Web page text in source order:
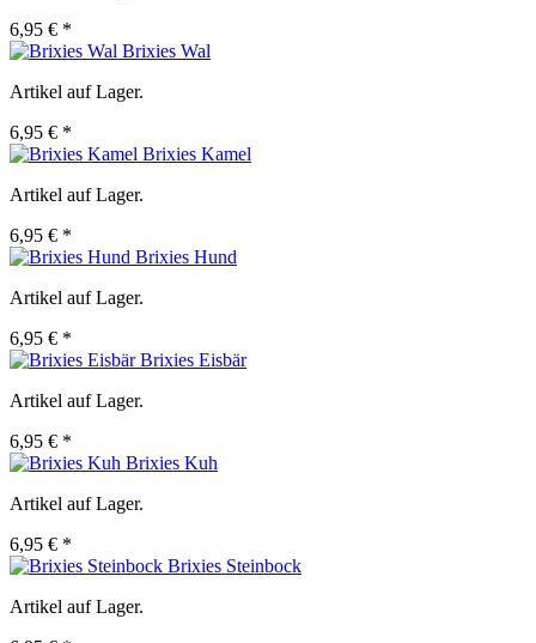
6,95 € *
Brixies Wal
Artikel auf Lager.
6,95 € *
Brixies Kamel
Artikel auf Lager.
6,95 € *
Brixies Hund
Artikel auf Lager.
6,95 € *
Brixies Eisbär
Artikel auf Lager.
6,95 € *
Brixies Kuh
Artikel auf Lager.
6,95 € *
Brixies Steinbock
Artikel auf Lager.